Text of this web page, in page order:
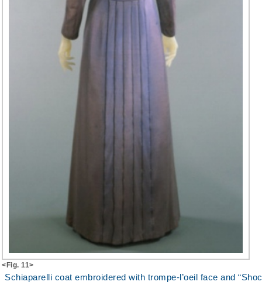
<Fig. 11>
Schiaparelli coat embroidered with trompe-l’oeil face and